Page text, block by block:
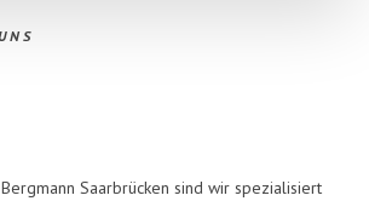
Saarbrücken sind wir spezialisiert